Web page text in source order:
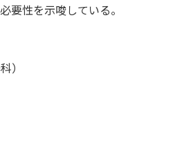
要性を示唆している。
）